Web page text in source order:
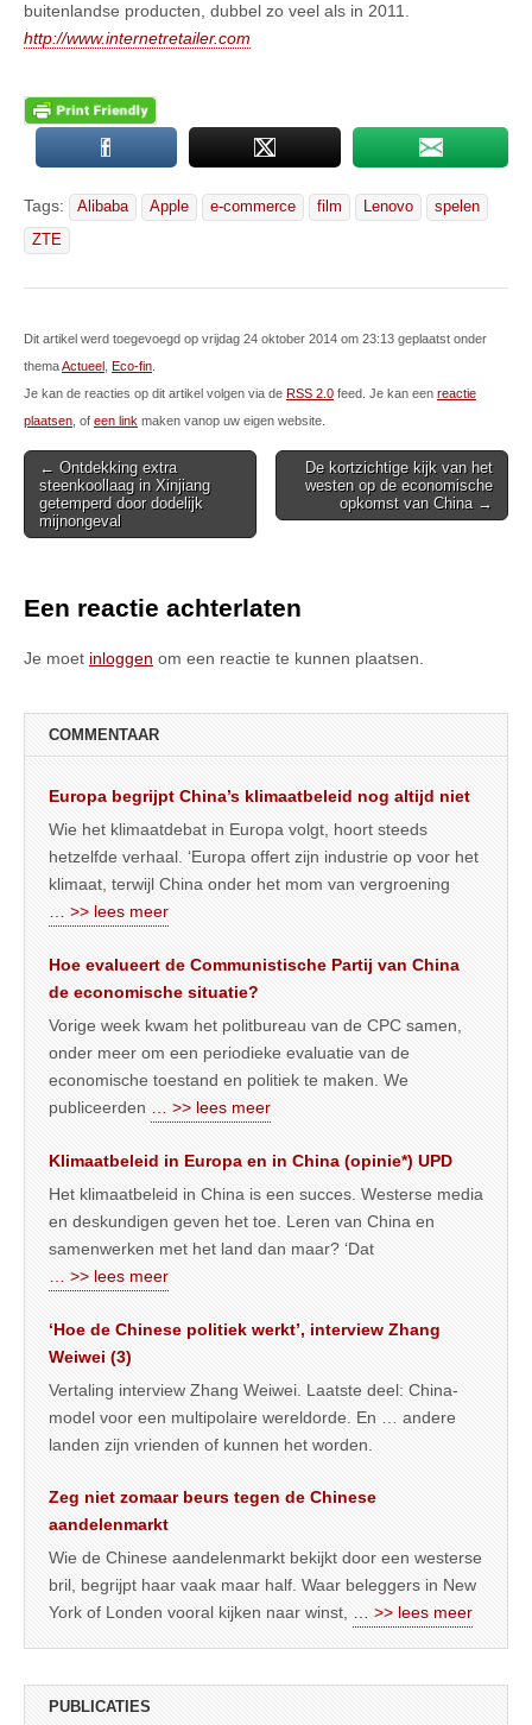
buitenlandse producten, dubbel zo veel als in 2011.
http://www.internetretailer.com
Tags: Alibaba Apple e-commerce film Lenovo
spelen
ZTE
Dit artikel werd toegevoegd op vrijdag 24 oktober 2014 om 23:13 geplaatst onder
themaActueel Eco-fin
Je kan de reacties op dit artikel volgen via de RSS 2.0 feed. Je kan een reactie
plaatsen , of een link maken vanop uw eigen website.
Post
navigation
← Ontdekking extra
steenkoollaag in Xinjiang
getemperd door dodelijk
mijnongeval
De kortzichtige kijk van het
westen op de economische
opkomst van China →
Een reactie achterlaten
Je moet inloggen om een reactie te kunnen plaatsen.
COMMENTAAR
Europa begrijpt China’s klimaatbeleid nog altijd niet
Wie het klimaatdebat in Europa volgt, hoort steeds
hetzelfde verhaal. ‘Europa offert zijn industrie op voor het
klimaat, terwijl China onder het mom van vergroening
… >> lees meer
Hoe evalueert de Communistische Partij van China
de economische situatie?
Vorige week kwam het politbureau van de CPC samen,
onder meer om een periodieke evaluatie van de
economische toestand en politiek te maken. We
publiceerden … >> lees meer
Klimaatbeleid in Europa en in China (opinie*) UPD
Het klimaatbeleid in China is een succes. Westerse media
en deskundigen geven het toe. Leren van China en
samenwerken met het land dan maar? ‘Dat
… >> lees meer
‘Hoe de Chinese politiek werkt’, interview Zhang
Weiwei (3)
Vertaling interview Zhang Weiwei. Laatste deel: China-
model voor een multipolaire wereldorde. En … andere
landen zijn vrienden of kunnen het worden.
Zeg niet zomaar beurs tegen de Chinese
aandelenmarkt
Wie de Chinese aandelenmarkt bekijkt door een westerse
bril, begrijpt haar vaak maar half. Waar beleggers in New
York of Londen vooral kijken naar winst, … >> lees meer
PUBLICATIES